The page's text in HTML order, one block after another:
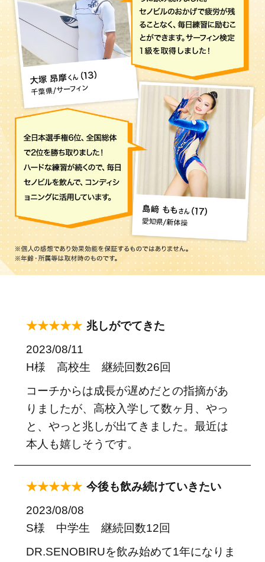
★★★★★ 兆しがでてきた
2023/08/11
H様 高校生 継続回数26回
コーチからは成長が遅めだとの指摘があ
りましたが、高校入学して数ヶ月、やっ
と、やっと兆しが出てきました。最近は
本人も嬉しそうです。
★★★★★ 今後も飲み続けていきたい
2023/08/08
S様 中学生 継続回数12回
DR.SENOBIRUを飲み始めて1年になりま